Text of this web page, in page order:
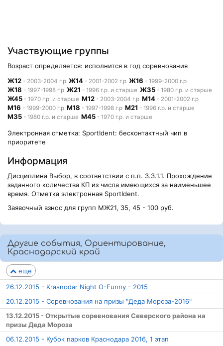
Участвующие группы
Возраст определяется: исполнится в год соревнования
Ж12 - 2003-2004 г.р Ж14 - 2001-2002 г.р Ж16 - 1999-2000 г.р
Ж18 - 1997-1998 г.р Ж21 - 1996 г.р. и старше Ж35 - 1980 г.р. и старше
Ж45 - 1970 г.р. и старше М12 - 2003-2004 г.р М14 - 2001-2002 г.р
М16 - 1999-2000 г.р М18 - 1997-1998 г.р М21 - 1996 г.р. и старше
М35 - 1980 г.р. и старше М45 - 1970 г.р. и старше
Электронная отметка: SportIdent: бесконтактный чип в
приоритете
Информация
Дисциплина Выбор, в соответствии с п.п. 3.3.1.1. Прохождение
заданного количества КП из числа имеющихся за наименьшее
время. Отметка электронная SportIdent.
Заявочный взнос для групп МЖ21, 35, 45 - 100 руб.
Другие события, Ориентирование,
Краснодарский край
еще
26.12.2015 - Krasnodar Night O-Funny - 2015
20.12.2015 - Соревнования на призы "Деда Мороза-2016"
13.12.2015 - Открытые соревнования Северского района на
призы Деда Мороза
06.12.2015 - Кубок парков Краснодара 2016, 1 этап